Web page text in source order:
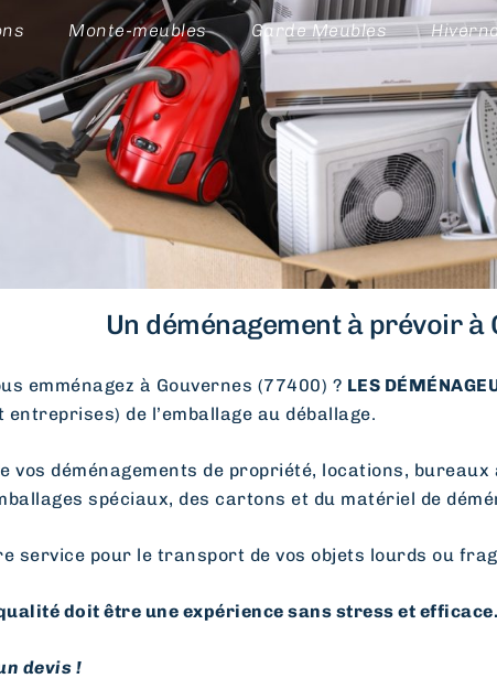
Monte-meubles Garde Meubles
Un déménagement à prévoir à
emménagez à Gouvernes (77400) ? LES
de l’emballage au déballage.
vos déménagements de propriété, locations,
spéciaux, des cartons et du matériel de
service pour le transport de vos objets lourds ou
doit être une expérience sans stress et efficace.
devis !